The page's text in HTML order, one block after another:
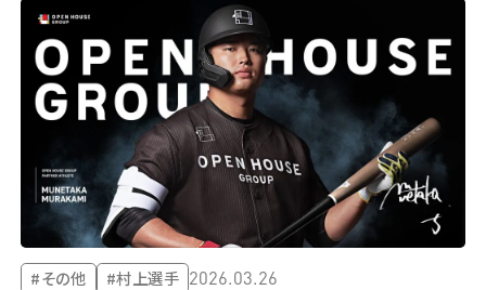
#その他 #村上選手 2026.03.26